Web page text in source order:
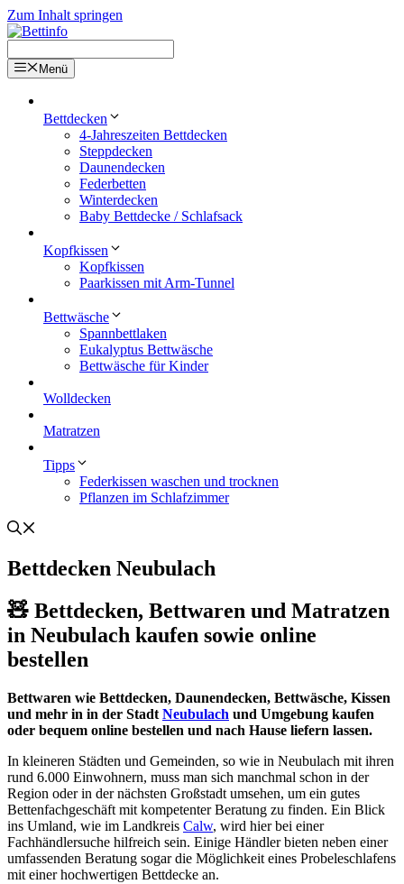
Zum Inhalt springen
Menü
Bettdecken
4-Jahreszeiten Bettdecken
Steppdecken
Daunendecken
Federbetten
Winterdecken
Baby Bettdecke / Schlafsack
Kopfkissen
Kopfkissen
Paarkissen mit Arm-Tunnel
Bettwäsche
Spannbettlaken
Eukalyptus Bettwäsche
Bettwäsche für Kinder
Wolldecken
Matratzen
Tipps
Federkissen waschen und trocknen
Pflanzen im Schlafzimmer
Bettdecken Neubulach
🧸 Bettdecken, Bettwaren und Matratzen
in Neubulach kaufen sowie online
bestellen
Bettwaren wie Bettdecken, Daunendecken, Bettwäsche, Kissen
und mehr in in der Stadt Neubulach und Umgebung kaufen
oder bequem online bestellen und nach Hause liefern lassen.
In kleineren Städten und Gemeinden, so wie in Neubulach mit ihren
rund 6.000 Einwohnern, muss man sich manchmal schon in der
Region oder in der nächsten Großstadt umsehen, um ein gutes
Bettenfachgeschäft mit kompetenter Beratung zu finden. Ein Blick
ins Umland, wie im Landkreis Calw, wird hier bei einer
Fachhändlersuche hilfreich sein. Einige Händler bieten neben einer
umfassenden Beratung sogar die Möglichkeit eines Probeleschlafens
mit einer hochwertigen Bettdecke an.